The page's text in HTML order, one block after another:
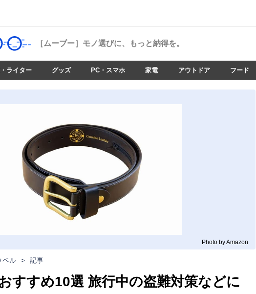
［ムーブー］ モノ選びに、もっと納得を。
ライター グッズ PC・スマホ 家電 アウトドア フード
Photo by Amazon
ベル > 記事
すすめ10選 旅行中の盗難対策などに